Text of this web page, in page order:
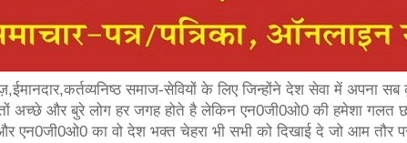
समाज-सेवियों के लिए जिन्होंने देश सेवा में अपना सब
अच्छे और बुरे लोग हर जगह होते है लेकिन एन0जी0ओ0 की हमेशा गलत
का वो देश भक्त चेहरा भी सभी को दिखाई दे जो आम तौर